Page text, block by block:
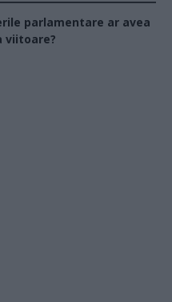
parlamentare ar avea
viitoare?